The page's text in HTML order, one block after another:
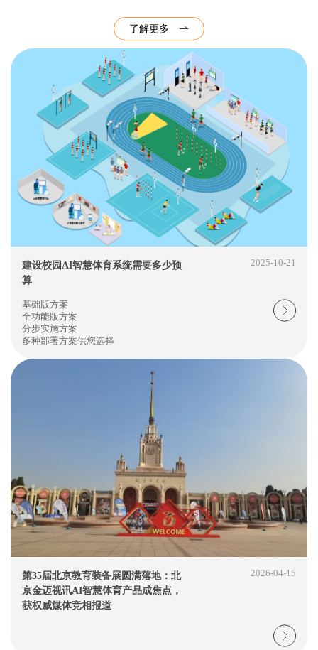
了解更多
建设校园AI智慧体育系统需要多少预
算
2025-10-21
基础版方案
全功能版方案
分步实施方案
多种部署方案供您选择
第35届北京教育装备展圆满落地：北
京金迈视讯AI智慧体育产品成焦点，
获权威媒体竞相报道
2026-04-15